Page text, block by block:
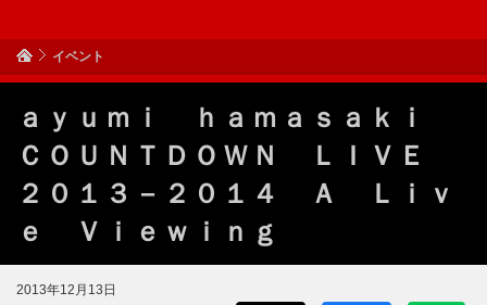
イベント
ａｙｕｍｉ ｈａｍａｓａｋｉ
ＣＯＵＮＴＤＯＷＮ ＬＩＶＥ
２０１３－２０１４ Ａ Ｌｉｖ
ｅ Ｖｉｅｗｉｎｇ
2013年12月13日